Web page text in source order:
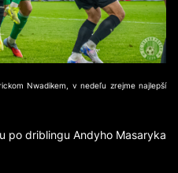
Nwadikem, v nedeľu zrejme najlepší
po driblingu Andyho Masaryka